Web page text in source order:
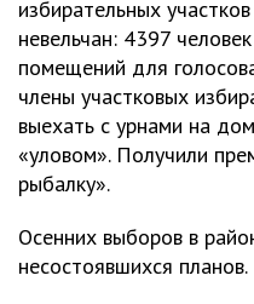
избирательных
невельчан: 4397
помещений для
члены участковых
выехать с урнами на
«уловом». Получили
рыбалку».
Осенних выборов в
несостоявшихся планов.